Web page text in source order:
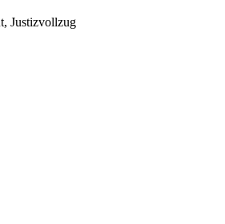
Justizvollzug